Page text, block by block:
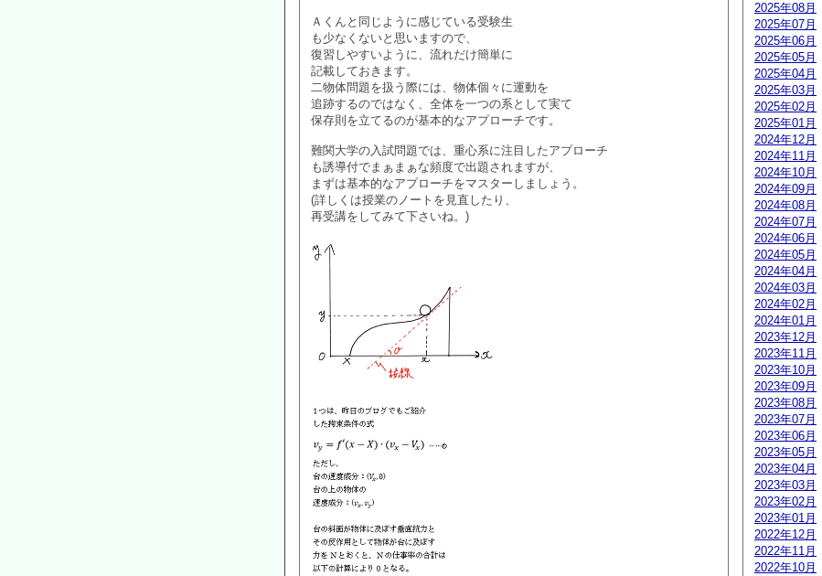
Ａくんと同じように感じている受験生
も少なくないと思いますので、
復習しやすいように、流れだけ簡単に
記載しておきます。
二物体問題を扱う際には、物体個々に運動を
追跡するのではなく、全体を一つの系として実て
保存則を立てるのが基本的なアプローチです。
難関大学の入試問題では、重心系に注目したアプローチ
も誘導付でまぁまぁな頻度で出題されますが、
まずは基本的なアプローチをマスターしましょう。
(詳しくは授業のノートを見直したり、
再受講をしてみて下さいね。)
2025年08月
2025年07月
2025年06月
2025年05月
2025年04月
2025年03月
2025年02月
2025年01月
2024年12月
2024年11月
2024年10月
2024年09月
2024年08月
2024年07月
2024年06月
2024年05月
2024年04月
2024年03月
2024年02月
2024年01月
2023年12月
2023年11月
2023年10月
2023年09月
2023年08月
2023年07月
2023年06月
2023年05月
2023年04月
2023年03月
2023年02月
2023年01月
2022年12月
2022年11月
2022年10月